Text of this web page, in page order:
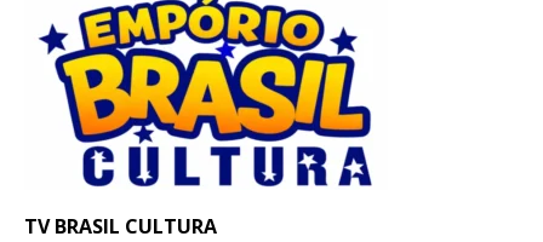
TV BRASIL CULTURA